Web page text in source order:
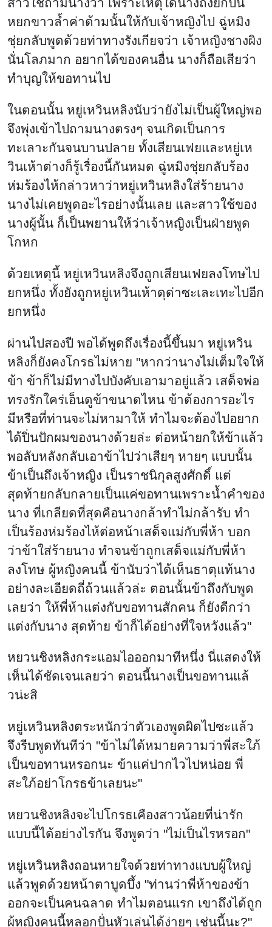
หยวนชิงหลิงจะไปโกรธเคืองสาวน้อยที่น่ารัก
แบบนี้ได้อย่างไรกัน จึงพูดว่า "ไม่เป็นไรหรอก"
หยู่เหวินหลิงถอนหายใจด้วยท่าทางแบบผู้ใหญ่
แล้วพูดด้วยหน้าตาบูดบึ้ง "ท่านว่าพี่ห้าของข้า
ออกจะเป็นคนฉลาด ทำไมตอนแรก เขาถึงได้ถูก
ผู้หญิงคนนี้หลอกปั่นหัวเล่นได้ง่ายๆ เช่นนี้นะ?"